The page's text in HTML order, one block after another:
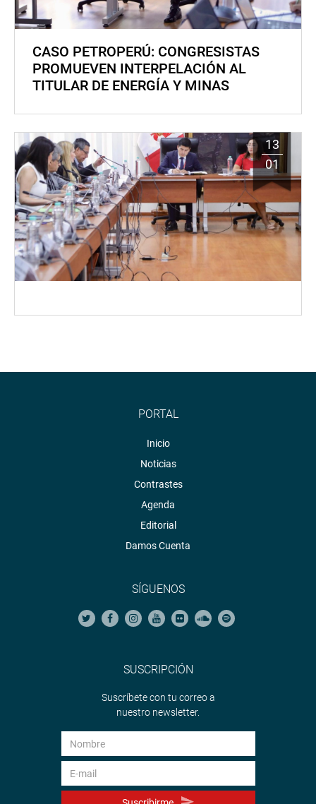
CASO PETROPERÚ: CONGRESISTAS
PROMUEVEN INTERPELACIÓN AL
TITULAR DE ENERGÍA Y MINAS
13
01
PORTAL
Inicio
Noticias
Contrastes
Agenda
Editorial
Damos Cuenta
SÍGUENOS
SUSCRIPCIÓN
Suscríbete con tu correo a
nuestro newsletter.